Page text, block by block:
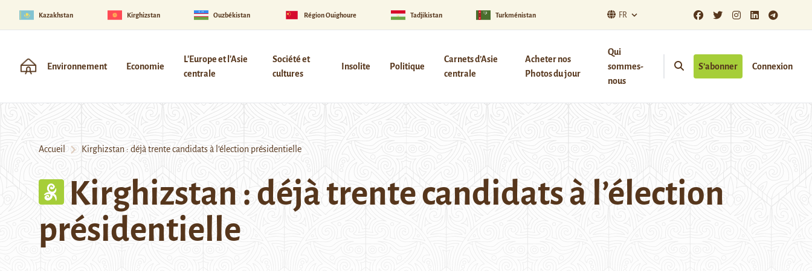
Kazakhstan Kirghizstan Ouzbékistan Région Ouïghoure Tadjikistan Turkménistan FR
Environnement Economie
L'Europe et l'Asie
centrale
Société et
cultures
Insolite Politique
Carnets d’Asie
centrale
Acheter nos
Photos du jour
Qui
sommes-
nous
S’abonner Connexion
Accueil Kirghizstan : déjà trente candidats à l’élection présidentielle
Kirghizstan : déjà trente candidats à l’élection
présidentielle